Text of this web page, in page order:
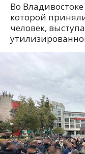
Во
которой
человек,